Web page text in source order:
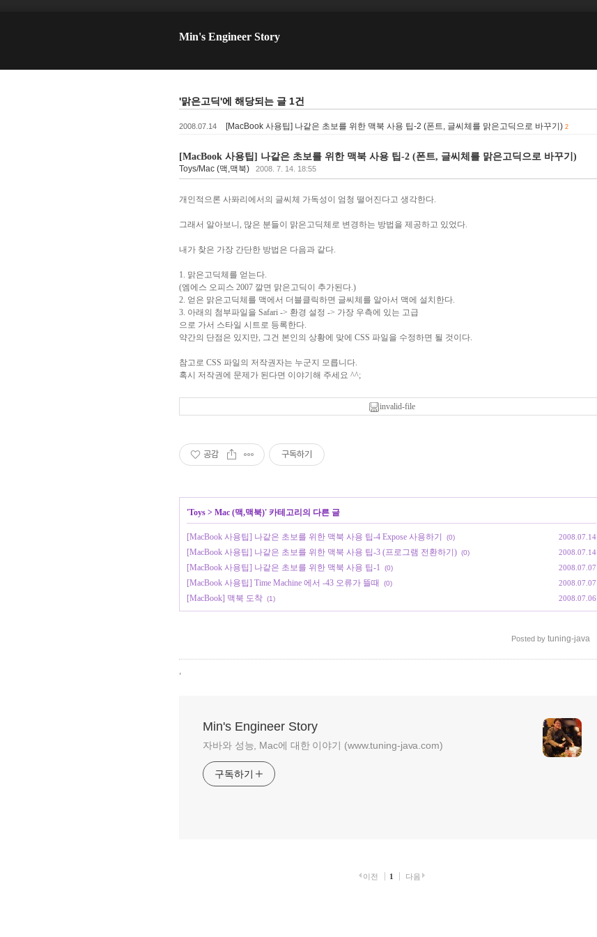
Min's Engineer Story
'맑은고딕'에 해당되는 글 1건
2008.07.14 [MacBook 사용팁] 나같은 초보를 위한 맥북 사용 팁-2 (폰트, 글씨체를 맑은고딕으로 바꾸기) 2
[MacBook 사용팁] 나같은 초보를 위한 맥북 사용 팁-2 (폰트, 글씨체를 맑은고딕으로 바꾸기)
Toys/Mac (맥,맥북) 2008. 7. 14. 18:55
개인적으론 사퐈리에서의 글씨체 가독성이 엄청 떨어진다고 생각한다.
그래서 알아보니, 많은 분들이 맑은고딕체로 변경하는 방법을 제공하고 있었다.
내가 찾은 가장 간단한 방법은 다음과 같다.
1. 맑은고딕체를 얻는다.
(엠에스 오피스 2007 깔면 맑은고딕이 추가된다.)
2. 얻은 맑은고딕체를 맥에서 더블클릭하면 글씨체를 알아서 맥에 설치한다.
3. 아래의 첨부파일을 Safari -> 환경 설정 -> 가장 우측에 있는 고급
으로 가서 스타일 시트로 등록한다.
약간의 단점은 있지만, 그건 본인의 상황에 맞에 CSS 파일을 수정하면 될 것이다.
참고로 CSS 파일의 저작권자는 누군지 모릅니다.
혹시 저작권에 문제가 된다면 이야기해 주세요 ^^;
invalid-file
공감 구독하기
'Toys > Mac (맥,맥북)' 카테고리의 다른 글
[MacBook 사용팁] 나같은 초보를 위한 맥북 사용 팁-4 Expose 사용하기 (0) 2008.07.14
[MacBook 사용팁] 나같은 초보를 위한 맥북 사용 팁-3 (프로그램 전환하기) (0) 2008.07.14
[MacBook 사용팁] 나같은 초보를 위한 맥북 사용 팁-1 (0) 2008.07.07
[MacBook 사용팁] Time Machine 에서 -43 오류가 뜰때 (0) 2008.07.07
[MacBook] 맥북 도착 (1) 2008.07.06
Posted by tuning-java
,
Min's Engineer Story
자바와 성능, Mac에 대한 이야기 (www.tuning-java.com)
구독하기
이전 1 다음